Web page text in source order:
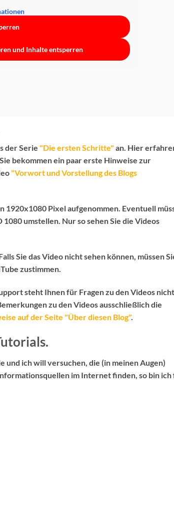
und Inhalte entsperren
der Serie "Die ersten Schritte" an. Hier
bekommen ein paar erste Hinweise zur
"Vorwort und Vorstellung des Blogs
Pixel aufgenommen. Eventuell
umstellen. Nur so sehen Sie die Videos
Sie das Video nicht sehen können, müssen
zustimmen.
steht Ihnen für Fragen zu den Videos nicht
zu den Videos ausschließlich die
auf der Seite "Über diesen Blog".
ich will versuchen, die (in meinen Augen)
im Internet finden, so bin ich